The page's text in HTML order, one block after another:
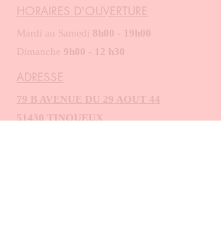
HORAIRES D'OUVERTURE
Mardi au Samedi 8h00 - 19h00
Dimanche 9h00 - 12 h30
ADRESSE
79 B AVENUE DU 29 AOUT 44
51430 TINQUEUX